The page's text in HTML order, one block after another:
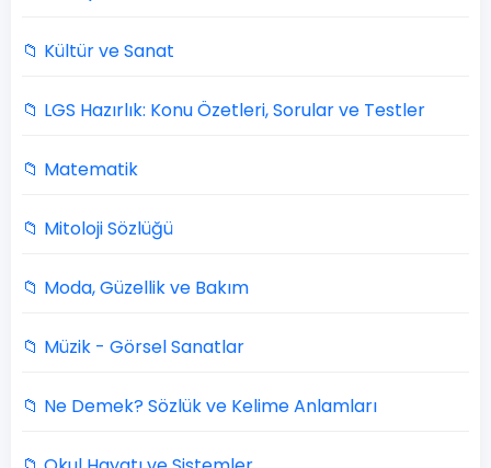
📁 Kültür ve Sanat
📁 LGS Hazırlık: Konu Özetleri, Sorular ve Testler
📁 Matematik
📁 Mitoloji Sözlüğü
📁 Moda, Güzellik ve Bakım
📁 Müzik - Görsel Sanatlar
📁 Ne Demek? Sözlük ve Kelime Anlamları